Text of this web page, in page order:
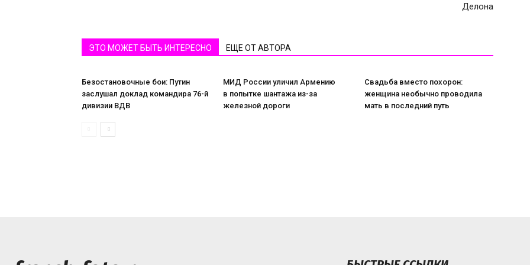
Делона
ЭТО МОЖЕТ БЫТЬ ИНТЕРЕСНО ЕЩЕ ОТ АВТОРА
Безостановочные бои: Путин
заслушал доклад командира 76-й
дивизии ВДВ
МИД России уличил Армению
в попытке шантажа из-за
железной дороги
Свадьба вместо похорон:
женщина необычно проводила
мать в последний путь